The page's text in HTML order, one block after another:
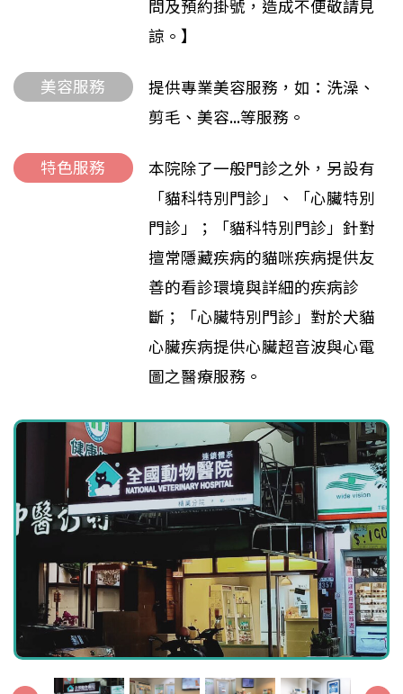
問及預約掛號，造成不便敬請見
諒。】
美容服務
提供專業美容服務，如：洗澡、
剪毛、美容...等服務。
特色服務
本院除了一般門診之外，另設有
「貓科特別門診」、「心臟特別
門診」；「貓科特別門診」針對
擅常隱藏疾病的貓咪疾病提供友
善的看診環境與詳細的疾病診
斷；「心臟特別門診」對於犬貓
心臟疾病提供心臟超音波與心電
圖之醫療服務。